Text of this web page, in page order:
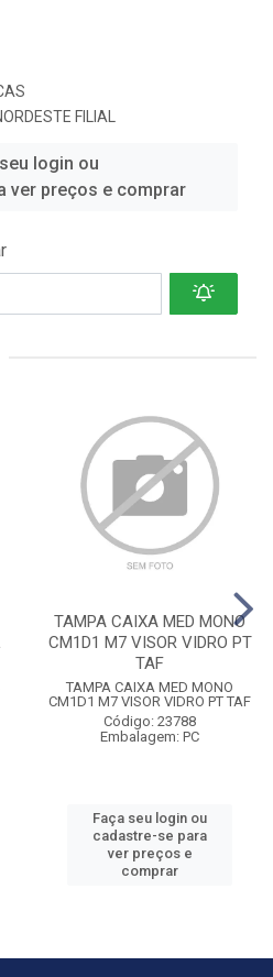
FILIAL
login ou
ver preços e comprar
TAMPA CAIXA MED MONO
CM1D1 M7 VISOR VIDRO PT
TAF
TAMPA CAIXA MED MONO
CM1D1 M7 VISOR VIDRO PT TAF
Código: 23788
Embalagem: PC
Faça seu login ou
cadastre-se para
ver preços e
comprar